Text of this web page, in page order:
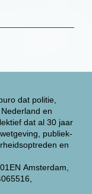
dat politie,
en
dat al 30 jaar
publiek-
en
Amsterdam,